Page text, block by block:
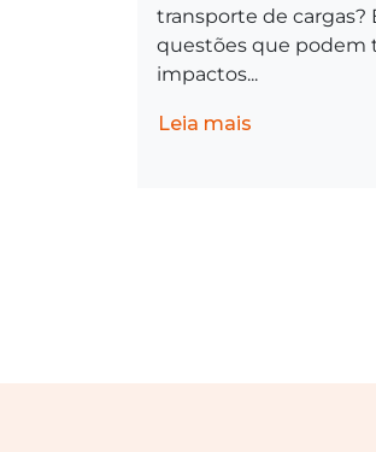
transporte de cargas?
questões que podem
impactos...
Leia mais